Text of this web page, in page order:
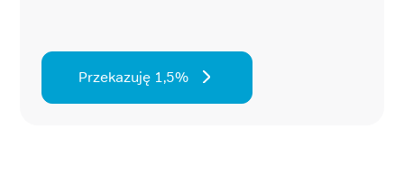
Przekazuję 1,5%